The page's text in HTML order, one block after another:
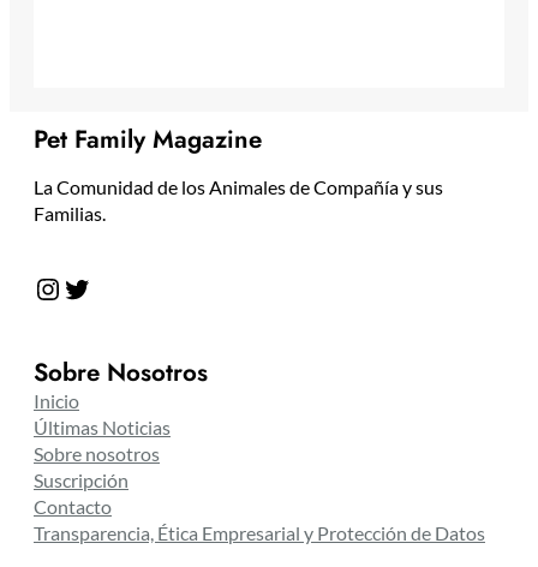
Pet Family Magazine
La Comunidad de los Animales de Compañía y sus
Familias.
Instagram Twitter
Sobre Nosotros
Inicio
Últimas Noticias
Sobre nosotros
Suscripción
Contacto
Transparencia, Ética Empresarial y Protección de Datos